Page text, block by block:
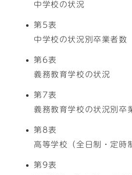
中学校の状況
第5表
中学校の状況別卒業者数
第6表
義務教育学校の状況
第7表
義務教育学校の状況別卒
第8表
高等学校（全日制・定時
第9表